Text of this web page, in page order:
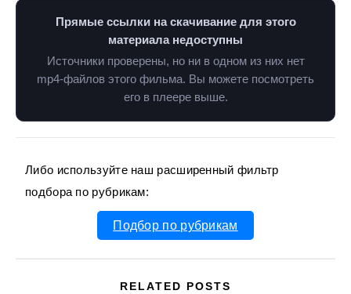
Прямые ссылки на скачивание для этого
материала недоступны
Источники проверены, но ни в одном из них нет
mp4-файлов этого фильма. Вы можете посмотреть
его в плеере выше.
Либо используйте наш расширенный фильтр
подбора по рубрикам:
Подбор по рубрикам
RELATED POSTS